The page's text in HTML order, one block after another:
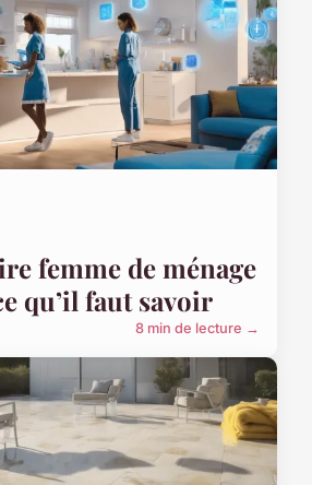
femme de ménage
qu’il faut savoir
8 min de lecture →